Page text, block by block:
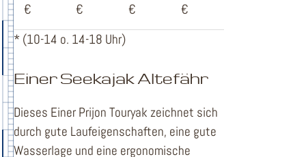
€
€
€
€
* (10-14 o. 14-18 Uhr)
Einer Seekajak Altefähr
Dieses Einer Prijon Touryak zeichnet sich
durch gute Laufeigenschaften, eine gute
Wasserlage und eine ergonomische